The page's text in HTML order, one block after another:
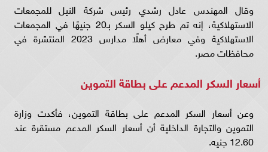
وقال المهندس عادل رشدي رئيس شركة النيل للمجمعات
الاستهلاكية، إنه تم طرح كيلو السكر بـ20 جنيهًا في المجمعات
الاستهلاكية وفي معارض أهلًا مدارس 2023 المنتشرة في
محافظات مصر.
أسعار السكر المدعم على بطاقة التموين
وعن أسعار السكر المدعم على بطاقة التموين، فأكدت وزارة
التموين والتجارة الداخلية أن أسعار السكر المدعم مستقرة عند
12.60 جنيه.